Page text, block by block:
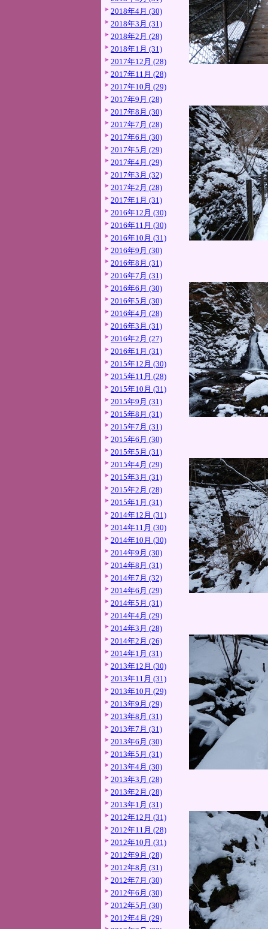
2018年4月 (30)
2018年3月 (31)
2018年2月 (28)
2018年1月 (31)
2017年12月 (28)
2017年11月 (28)
2017年10月 (29)
2017年9月 (28)
2017年8月 (30)
2017年7月 (28)
2017年6月 (30)
2017年5月 (29)
2017年4月 (29)
2017年3月 (32)
2017年2月 (28)
2017年1月 (31)
2016年12月 (30)
2016年11月 (30)
2016年10月 (31)
2016年9月 (30)
2016年8月 (31)
2016年7月 (31)
2016年6月 (30)
2016年5月 (30)
2016年4月 (28)
2016年3月 (31)
2016年2月 (27)
2016年1月 (31)
2015年12月 (30)
2015年11月 (28)
2015年10月 (31)
2015年9月 (31)
2015年8月 (31)
2015年7月 (31)
2015年6月 (30)
2015年5月 (31)
2015年4月 (29)
2015年3月 (31)
2015年2月 (28)
2015年1月 (31)
2014年12月 (31)
2014年11月 (30)
2014年10月 (30)
2014年9月 (30)
2014年8月 (31)
2014年7月 (32)
2014年6月 (29)
2014年5月 (31)
2014年4月 (29)
2014年3月 (28)
2014年2月 (26)
2014年1月 (31)
2013年12月 (30)
2013年11月 (31)
2013年10月 (29)
2013年9月 (29)
2013年8月 (31)
2013年7月 (31)
2013年6月 (30)
2013年5月 (31)
2013年4月 (30)
2013年3月 (28)
2013年2月 (28)
2013年1月 (31)
2012年12月 (31)
2012年11月 (28)
2012年10月 (31)
2012年9月 (28)
2012年8月 (31)
2012年7月 (30)
2012年6月 (30)
2012年5月 (30)
2012年4月 (29)